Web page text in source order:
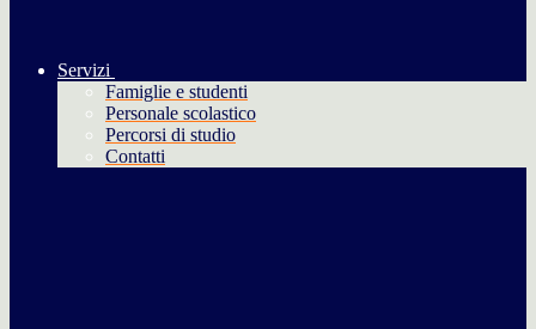
Servizi
Famiglie e studenti
Personale scolastico
Percorsi di studio
Contatti